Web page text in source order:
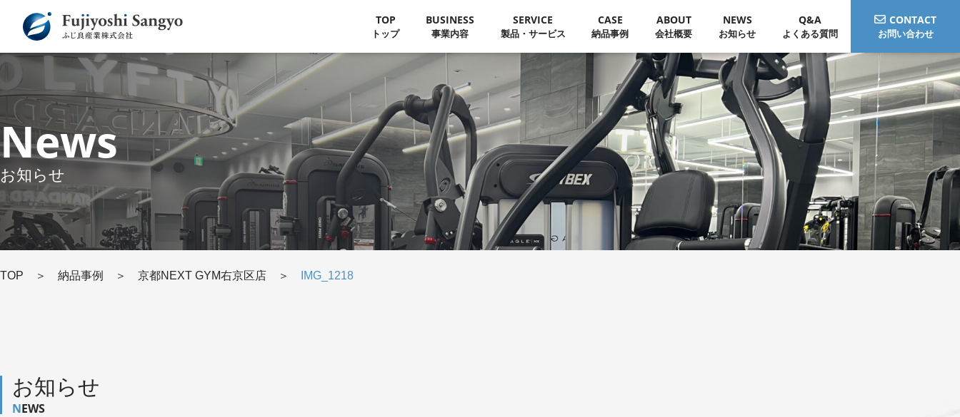
TOP
トップ
BUSINESS
事業内容
SERVICE
製品・サービス
CASE
納品事例
ABOUT
会社概要
NEWS
お知らせ
Q&A
よくある質問
CONTACT
お問い合わせ
News
お知らせ
TOP ＞ 納品事例 ＞ 京都NEXT GYM右京区店 ＞ IMG_1218
お知らせ
NEWS